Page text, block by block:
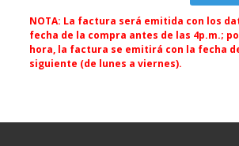
NOTA: La factura será emitida con los
fecha de la compra antes de las 4p.m.;
hora, la factura se emitirá con la fecha
siguiente (de lunes a viernes).